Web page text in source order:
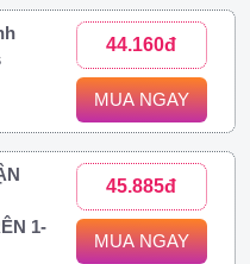
44.160đ
MUA NGAY
1-
45.885đ
MUA NGAY